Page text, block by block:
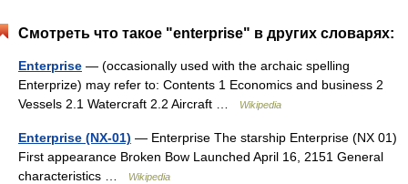
Смотреть что такое "enterprise" в других словарях:
Enterprise — (occasionally used with the archaic spelling
Enterprize) may refer to: Contents 1 Economics and business 2
Vessels 2.1 Watercraft 2.2 Aircraft …
Wikipedia
Enterprise (NX-01) — Enterprise The starship Enterprise (NX 01)
First appearance Broken Bow Launched April 16, 2151 General
characteristics …
Wikipedia